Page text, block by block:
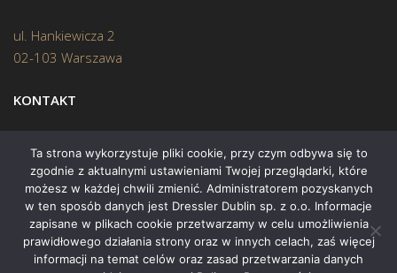
ul. Hankiewicza 2
02-103 Warszawa
KONTAKT
Biuro: (22) 45 70 402
Mail:biuro@swiatksiazki.pl
Ta strona wykorzystuje pliki cookie, przy czym odbywa się to
zgodnie z aktualnymi ustawieniami Twojej przeglądarki, które
możesz w każdej chwili zmienić. Administratorem pozyskanych
w ten sposób danych jest Dressler Dublin sp. z o.o. Informacje
zapisane w plikach cookie przetwarzamy w celu umożliwienia
prawidłowego działania strony oraz w innych celach, zaś więcej
informacji na temat celów oraz zasad przetwarzania danych